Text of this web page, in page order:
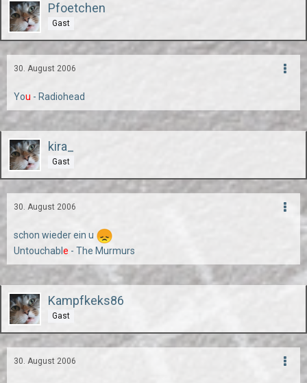
Pfoetchen
Gast
30. August 2006
You - Radiohead
kira_
Gast
30. August 2006
schon wieder ein u
Untouchabl e - The Murmurs
Kampfkeks86
Gast
30. August 2006